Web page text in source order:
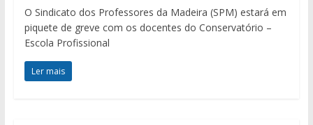
O Sindicato dos Professores da Madeira (SPM) estará em
piquete de greve com os docentes do Conservatório –
Escola Profissional
Ler mais